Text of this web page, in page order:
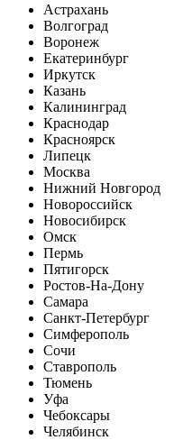
Астрахань
Волгоград
Воронеж
Екатеринбург
Иркутск
Казань
Калининград
Краснодар
Красноярск
Липецк
Москва
Нижний Новгород
Новороссийск
Новосибирск
Омск
Пермь
Пятигорск
Ростов-На-Дону
Самара
Санкт-Петербург
Симферополь
Сочи
Ставрополь
Тюмень
Уфа
Чебоксары
Челябинск